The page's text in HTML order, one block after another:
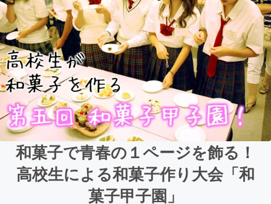
和菓子で青春の１ページを飾る！
高校生による和菓子作り大会「和
菓子甲子園」